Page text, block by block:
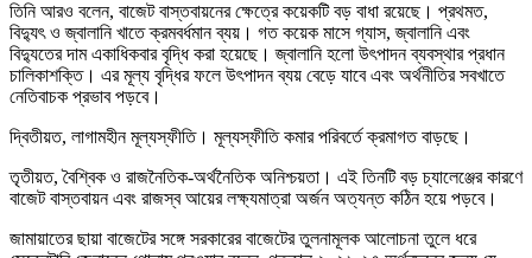
তিনি আরও বলেন, বাজেট বাস্তবায়নের ক্ষেত্রে কয়েকটি বড় বাধা রয়েছে। প্রথমত,
বিদ্যুৎ ও জ্বালানি খাতে ক্রমবর্ধমান ব্যয়। গত কয়েক মাসে গ্যাস, জ্বালানি এবং
বিদ্যুতের দাম একাধিকবার বৃদ্ধি করা হয়েছে। জ্বালানি হলো উৎপাদন ব্যবস্থার প্রধান
চালিকাশক্তি। এর মূল্য বৃদ্ধির ফলে উৎপাদন ব্যয় বেড়ে যাবে এবং অর্থনীতির সবখাতে
নেতিবাচক প্রভাব পড়বে।
দ্বিতীয়ত, লাগামহীন মূল্যস্ফীতি। মূল্যস্ফীতি কমার পরিবর্তে ক্রমাগত বাড়ছে।
তৃতীয়ত, বৈশ্বিক ও রাজনৈতিক-অর্থনৈতিক অনিশ্চয়তা। এই তিনটি বড় চ্যালেঞ্জের কারণে
বাজেট বাস্তবায়ন এবং রাজস্ব আয়ের লক্ষ্যমাত্রা অর্জন অত্যন্ত কঠিন হয়ে পড়বে।
জামায়াতের ছায়া বাজেটের সঙ্গে সরকারের বাজেটের তুলনামূলক আলোচনা তুলে ধরে